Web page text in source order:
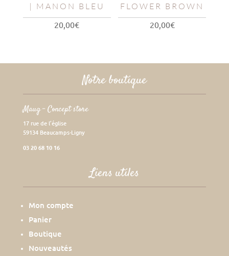
| MANON BLEU
20,00€
FLOWER BROWN
20,00€
Notre boutique
Maug – Concept store
17 rue de l’église
59134 Beaucamps-Ligny
03 20 68 10 16
Liens utiles
Mon compte
Panier
Boutique
Nouveautés